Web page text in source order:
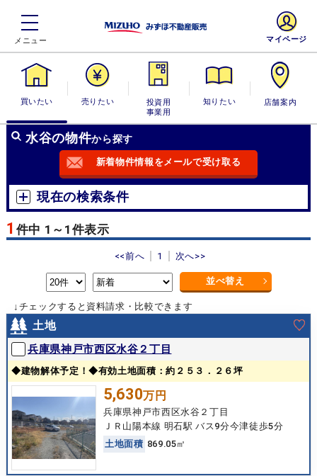
買いたい 売りたい
投資用・事業
用
知りたい 店舗案内
マイページ
水谷の物件から探す
新着物件情報をメールで受け取る
現在の検索条件
1 件中 1～1件表示
<<前へ 1 次へ>>
並べ替え
↓チェックすると資料請求・比較できます
土地
兵庫県神戸市西区水谷２丁目
◆建物解体予定！◆有効土地面積：約２５３．２６坪
5,630万円
兵庫県神戸市西区水谷２丁目
ＪＲ山陽本線 明石駅 バス9分今津徒歩5分
土地面積 869.05㎡